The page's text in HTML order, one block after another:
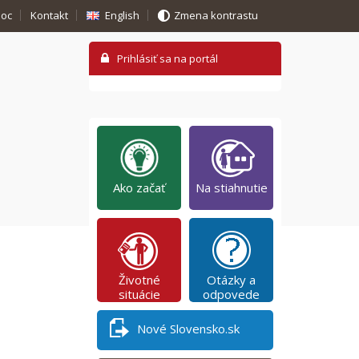
Kontakt English Zmena kontrastu
Ako začať Na stiahnutie
Životné
situácie
Otázky a
odpovede
Nové Slovensko.sk